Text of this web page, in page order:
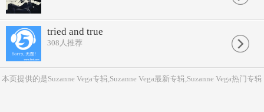
tried and true
308 人推荐
本页提供的是Suzanne Vega专辑,Suzanne Vega最新专辑,Suzanne Vega热门专辑